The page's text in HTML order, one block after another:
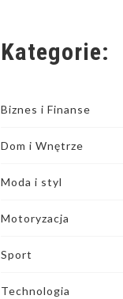
Kategorie:
Biznes i Finanse
Dom i Wnętrze
Moda i styl
Motoryzacja
Sport
Technologia